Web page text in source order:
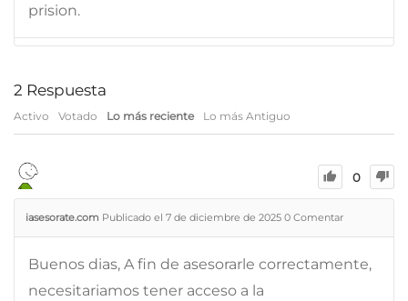
prision.
2 Respuesta
Activo Votado Lo más reciente Lo más Antiguo
0
iasesorate.com Publicado el 7 de diciembre de 2025 0 Comentar
Buenos dias, A fin de asesorarle correctamente,
necesitariamos tener acceso a la